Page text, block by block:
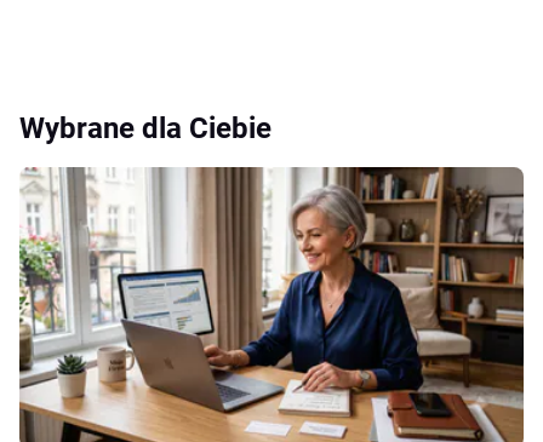
Wybrane dla Ciebie